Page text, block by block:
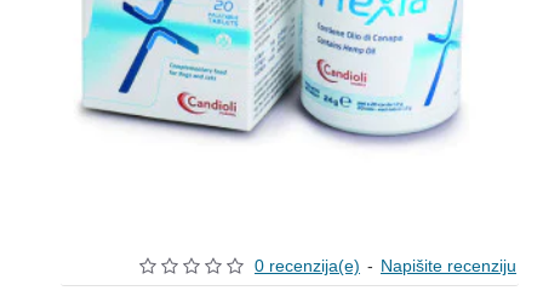
0 recenzija(e) - Napišite recenziju